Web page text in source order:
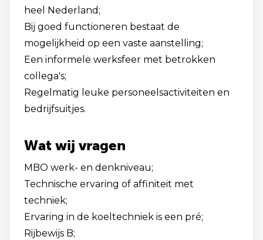
heel Nederland;
Bij goed functioneren bestaat de
mogelijkheid op een vaste aanstelling;
Een informele werksfeer met betrokken
collega's;
Regelmatig leuke personeelsactiviteiten en
bedrijfsuitjes.
Wat wij vragen
MBO werk- en denkniveau;
Technische ervaring of affiniteit met
techniek;
Ervaring in de koeltechniek is een pré;
Rijbewijs B;